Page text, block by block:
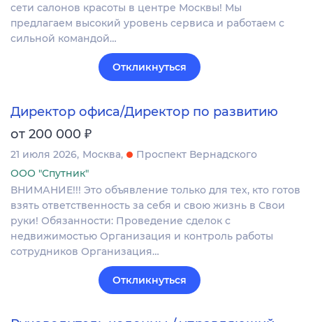
сети салонов красоты в центре Москвы! Мы
предлагаем высокий уровень сервиса и работаем с
сильной командой…
Откликнуться
Директор офиса/Директор по развитию
от 200 000 ₽
21 июля 2026 Москва
Проспект Вернадского
ООО "Спутник"
ВНИМАНИЕ!!! Это объявление только для тех, кто готов
взять ответственность за себя и свою жизнь в Свои
руки! Обязанности: Проведение сделок с
недвижимостью Организация и контроль работы
сотрудников Организация…
Откликнуться